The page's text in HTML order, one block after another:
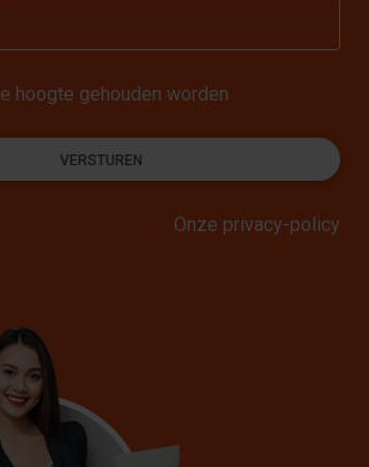
hoogte gehouden worden
VERSTUREN
Onze privacy-policy